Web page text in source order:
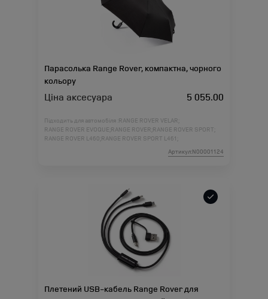
Парасолька Range Rover, компактна, чорного
кольору
Ціна аксесуара 5 055.00
Підходить для автомобіля : RANGE ROVER VELAR;
RANGE ROVER EVOQUE; RANGE ROVER; RANGE ROVER SPORT;
RANGE ROVER L460; RANGE ROVER SPORT L461;
Артикул:N00001124
Плетений USB-кабель Range Rover для